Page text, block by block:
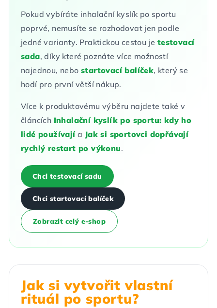
Pokud vybíráte inhalační kyslík po sportu
poprvé, nemusíte se rozhodovat jen podle
jedné varianty. Praktickou cestou je testovací
sada, díky které poznáte více možností
najednou, nebostartovací balíček, který se
hodí pro první větší nákup.
Více k produktovému výběru najdete také v
článcích Inhalační kyslík po sportu: kdy ho
lidé používajía Jak si sportovci dopřávají
rychlý restart po výkonu.
Chci testovací sadu
Chci startovací balíček
Zobrazit celý e-shop
Jak si vytvořit vlastní
rituál po sportu?